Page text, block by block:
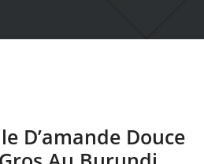
D’amande Douce